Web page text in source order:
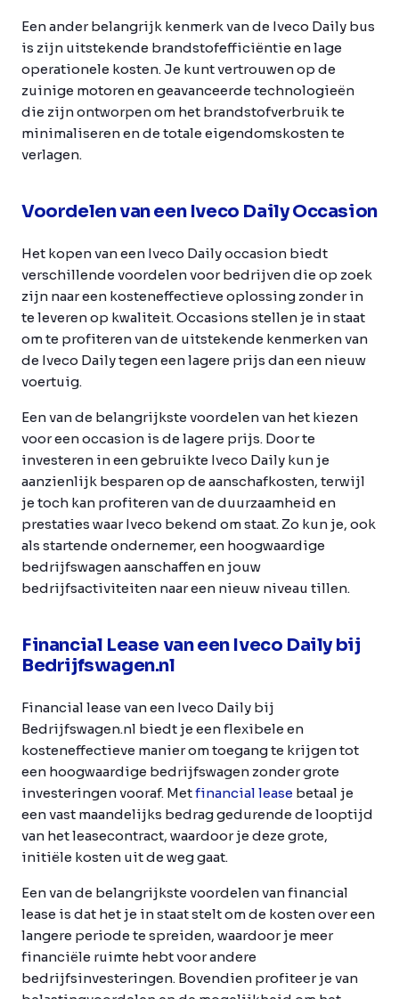
Een ander belangrijk kenmerk van de Iveco Daily bus
is zijn uitstekende brandstofefficiëntie en lage
operationele kosten. Je kunt vertrouwen op de
zuinige motoren en geavanceerde technologieën
die zijn ontworpen om het brandstofverbruik te
minimaliseren en de totale eigendomskosten te
verlagen.
Voordelen van een Iveco Daily Occasion
Het kopen van een Iveco Daily occasion biedt
verschillende voordelen voor bedrijven die op zoek
zijn naar een kosteneffectieve oplossing zonder in
te leveren op kwaliteit. Occasions stellen je in staat
om te profiteren van de uitstekende kenmerken van
de Iveco Daily tegen een lagere prijs dan een nieuw
voertuig.
Een van de belangrijkste voordelen van het kiezen
voor een occasion is de lagere prijs. Door te
investeren in een gebruikte Iveco Daily kun je
aanzienlijk besparen op de aanschafkosten, terwijl
je toch kan profiteren van de duurzaamheid en
prestaties waar Iveco bekend om staat. Zo kun je, ook
als startende ondernemer, een hoogwaardige
bedrijfswagen aanschaffen en jouw
bedrijfsactiviteiten naar een nieuw niveau tillen.
Financial Lease van een Iveco Daily bij
Bedrijfswagen.nl
Financial lease van een Iveco Daily bij
Bedrijfswagen.nl biedt je een flexibele en
kosteneffectieve manier om toegang te krijgen tot
een hoogwaardige bedrijfswagen zonder grote
investeringen vooraf. Metfinancial lease betaal je
een vast maandelijks bedrag gedurende de looptijd
van het leasecontract, waardoor je deze grote,
initiële kosten uit de weg gaat.
Een van de belangrijkste voordelen van financial
lease is dat het je in staat stelt om de kosten over een
langere periode te spreiden, waardoor je meer
financiële ruimte hebt voor andere
bedrijfsinvesteringen. Bovendien profiteer je van